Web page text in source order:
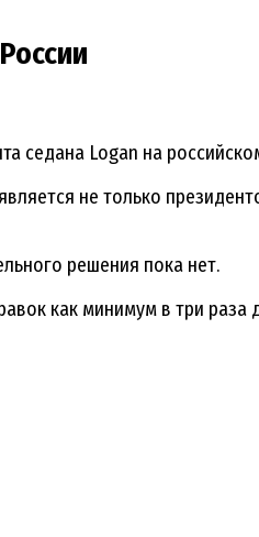
седана Logan на
не только
решения пока нет.
как минимум в три раза